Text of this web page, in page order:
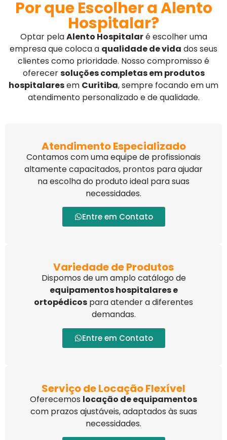
Por que Escolher a Alento
Hospitalar?
Optar pelaAlento Hospitalaré escolher uma
empresa que coloca a qualidade de vida dos seus
clientes como prioridade. Nosso compromisso é
oferecersoluções completas em produtos
hospitalaresem Curitiba, sempre focando em um
atendimento personalizado e de qualidade.
Atendimento Especializado
Contamos com uma equipe de profissionais
altamente capacitados, prontos para ajudar
na escolha do produto ideal para suas
necessidades.
Entre em Contato
Variedade de Produtos
Dispomos de um amplo catálogo de
equipamentos hospitalares e
ortopédicos para atender a diferentes
demandas.
Entre em Contato
Serviço de Locação Flexível
Oferecemos locação de equipamentos
com prazos ajustáveis, adaptados às suas
necessidades.